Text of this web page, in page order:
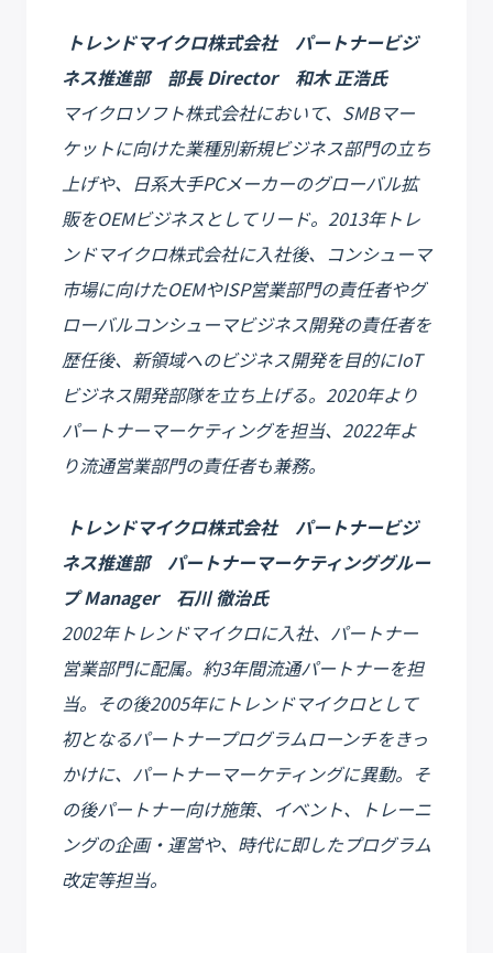
トレンドマイクロ株式会社 パートナービジ
ネス推進部 部長 Director 和木 正浩氏
マイクロソフト株式会社において、SMBマー
ケットに向けた業種別新規ビジネス部門の立ち
上げや、日系大手PCメーカーのグローバル拡
販をOEMビジネスとしてリード。2013年トレ
ンドマイクロ株式会社に入社後、コンシューマ
市場に向けたOEMやISP営業部門の責任者やグ
ローバルコンシューマビジネス開発の責任者を
歴任後、新領域へのビジネス開発を目的にIoT
ビジネス開発部隊を立ち上げる。2020年より
パートナーマーケティングを担当、2022年よ
り流通営業部門の責任者も兼務。
トレンドマイクロ株式会社 パートナービジ
ネス推進部 パートナーマーケティンググルー
プ Manager 石川 徹治氏
2002年トレンドマイクロに入社、パートナー
営業部門に配属。約3年間流通パートナーを担
当。その後2005年にトレンドマイクロとして
初となるパートナープログラムローンチをきっ
かけに、パートナーマーケティングに異動。そ
の後パートナー向け施策、イベント、トレーニ
ングの企画・運営や、時代に即したプログラム
改定等担当。